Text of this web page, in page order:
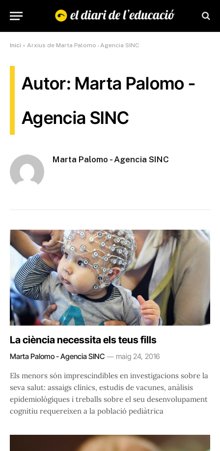
Inici » Arxius de Marta Palomo - Agencia SINC
Autor: Marta Palomo -
Agencia SINC
Marta Palomo - Agencia SINC
La ciència necessita els teus fills
Marta Palomo - Agencia SINC maig 24, 2016
Els menors són imprescindibles en investigacions sobre la
seva salut: assaigs clínics, estudis de vacunes, anàlisis
epidemiològiques i treballs sobre el seu desenvolupament
cognitiu requereixen a la població pediàtrica